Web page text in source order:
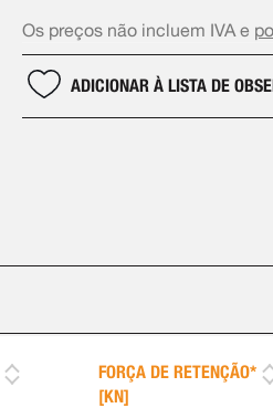
Os preços não incluem IVA e
ADICIONAR À LISTA DE
FORÇA DE RETENÇÃO*
[KN]